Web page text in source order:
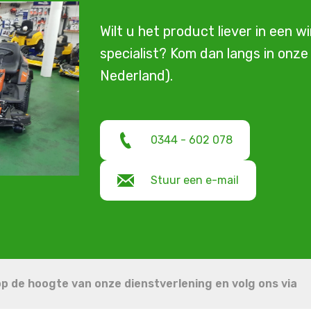
Wilt u het product liever in een
specialist? Kom dan langs in
Nederland).
0344 - 602 078
Stuur een e-mail
de hoogte van onze dienstverlening en volg ons via